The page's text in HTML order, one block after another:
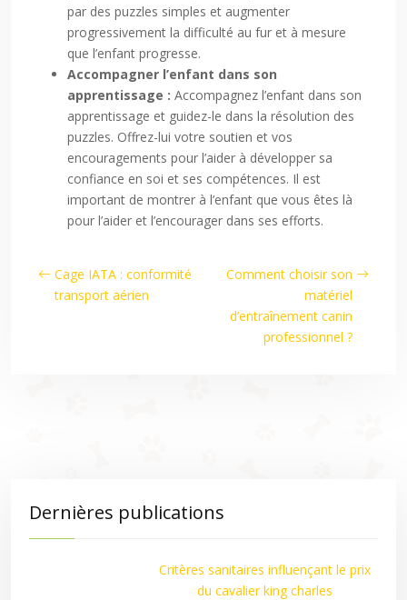
par des puzzles simples et augmenter
progressivement la difficulté au fur et à mesure
que l’enfant progresse.
Accompagner l’enfant dans son
apprentissage : Accompagnez l’enfant dans son
apprentissage et guidez-le dans la résolution des
puzzles. Offrez-lui votre soutien et vos
encouragements pour l’aider à développer sa
confiance en soi et ses compétences. Il est
important de montrer à l’enfant que vous êtes là
pour l’aider et l’encourager dans ses efforts.
Cage IATA : conformité
transport aérien
Comment choisir son
matériel
d’entraînement canin
professionnel ?
Dernières publications
Critères sanitaires influençant le prix
du cavalier king charles